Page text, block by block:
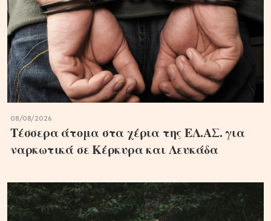
08/08/2026
Τέσσερα άτομα στα χέρια της ΕΛ.ΑΣ. για
ναρκωτικά σε Κέρκυρα και Λευκάδα